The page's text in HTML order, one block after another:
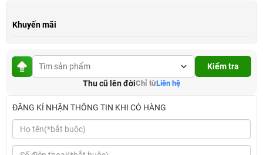
Khuyến mãi
Kiểm tra
Thu cũ lên đờiChỉ từLiên hệ
ĐĂNG KÍ NHẬN THÔNG TIN KHI CÓ HÀNG